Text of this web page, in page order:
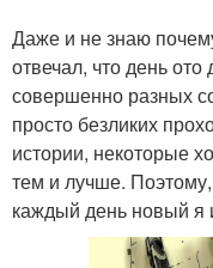
Даже и не знаю
отвечал, что день
совершенно разных
просто безликих
истории, некоторые
тем и лучше.
каждый день новый я